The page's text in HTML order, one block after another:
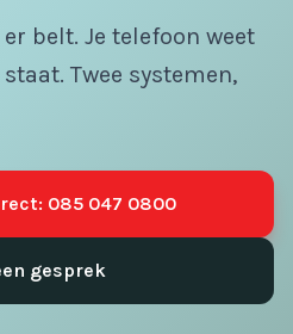
belt. Je telefoon weet
Twee systemen,
085 047 0800
gesprek